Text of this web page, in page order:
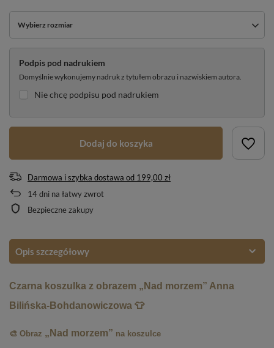
Wybierz rozmiar
Podpis pod nadrukiem
Domyślnie wykonujemy nadruk z tytułem obrazu i nazwiskiem autora.
Nie chcę podpisu pod nadrukiem
Dodaj do koszyka
Darmowa i szybka dostawa od 199,00 zł
14dni na łatwy zwrot
Bezpieczne zakupy
Opis szczegółowy
Czarna koszulka z obrazem „Nad morzem” Anna
Bilińska-Bohdanowiczowa 👕
🎨 Obraz „Nad morzem” na koszulce